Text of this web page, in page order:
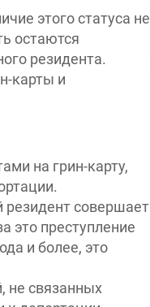
этого статуса не
остаются
резидента.
карты и
на грин-карту,
совершает
это преступление
и более, это
не связанных